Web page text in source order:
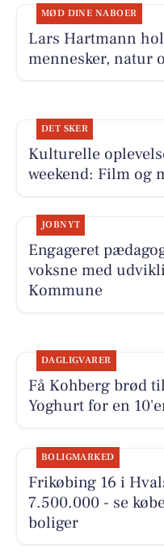
MØD DINE NABOER
Lars Hartmann
mennesker, natur
DET SKER
Kulturelle
weekend: Film og
JOBNYT
Engageret
voksne med
Kommune
DAGLIGVARER
Få Kohberg brød
Yoghurt for en
BOLIGMARKED
Frikøbing 16 i
7.500.000 - se
boliger